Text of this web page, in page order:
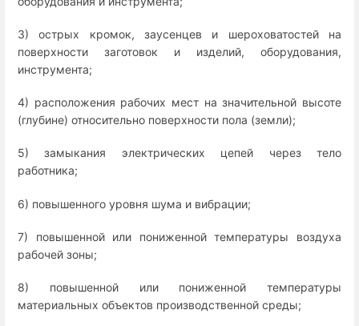
3) острых кромок, заусенцев и шероховатостей на
поверхности заготовок и изделий, оборудования,
инструмента;
4) расположения рабочих мест на значительной высоте
(глубине) относительно поверхности пола (земли);
5) замыкания электрических цепей через тело
работника;
6) повышенного уровня шума и вибрации;
7) повышенной или пониженной температуры воздуха
рабочей зоны;
8) повышенной или пониженной температуры
материальных объектов производственной среды;